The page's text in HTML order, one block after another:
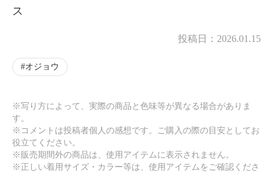
ス
投稿日： 2026.01.15
オジョウ
※写り方によって、実際の商品と色味等が異なる場合がありま
す。
※コメントは投稿者個人の感想です。ご購入の際の目安としてお
役立てください。
※販売期間外の商品は、使用アイテムに表示されません。
※正しい着用サイズ・カラー等は、使用アイテムをご確認くださ